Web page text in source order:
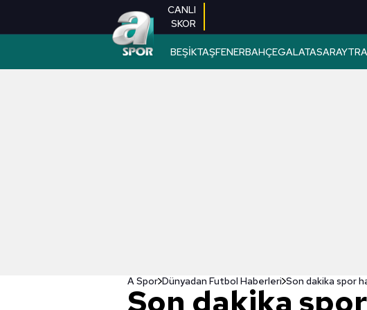
CANLI
SKOR
BEŞİKTAŞFENERBAHÇEGALATASARAY
A Spor Dünyadan Futbol Haberleri
Son dakika